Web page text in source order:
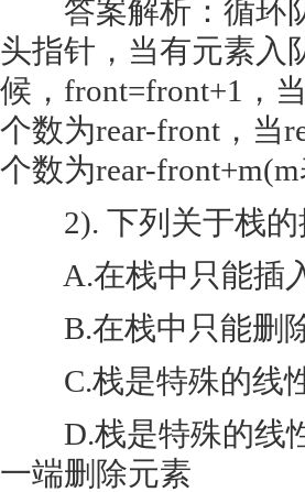
答案解析：循环队
头指针，当有元素入
候，front=front+1，
个数为rear-front，当
个数为rear-
2). 下列关于栈的
A.在栈中只能插
B.在栈中只能删
C.栈是特殊的线性
D.栈是特殊的线性
一端删除元素